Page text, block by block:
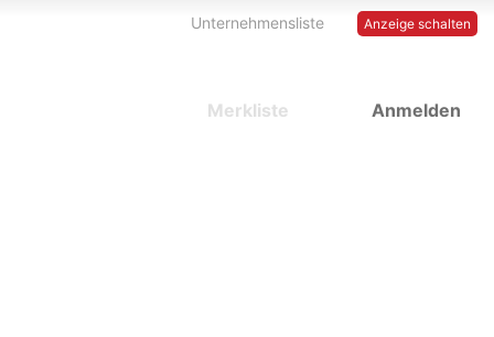
Anzeige schalten
Unternehmensliste
Anmelden
Merkliste